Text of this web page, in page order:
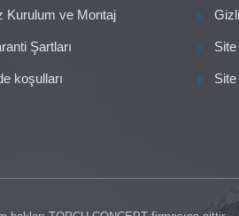
Kurulum ve Montaj
Şartları
koşulları Site